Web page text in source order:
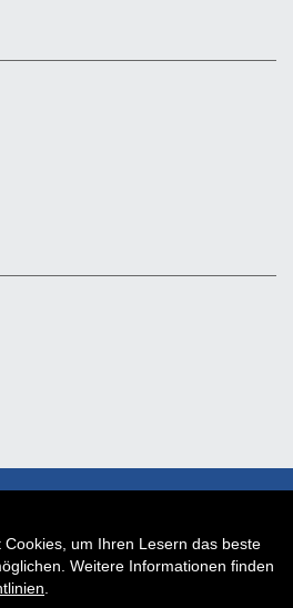
um Ihren Lesern das beste
Weitere Informationen finden
Auftrag widerrufen